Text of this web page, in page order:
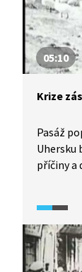
05:10
Krize
Pasáž
Uhersku
příčiny a